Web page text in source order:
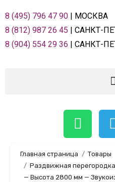
8 (495) 796 47 90 | МОСКВА
8 (812) 987 26 45 | САНКТ-
8 (904) 554 29 36 | САНКТ-
Главная страница
Товары
Раздвижная
— Высота 2800 мм —